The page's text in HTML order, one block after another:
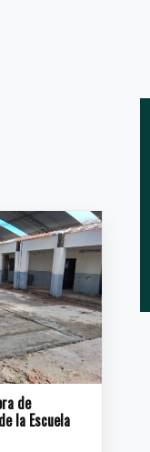
de
la Escuela